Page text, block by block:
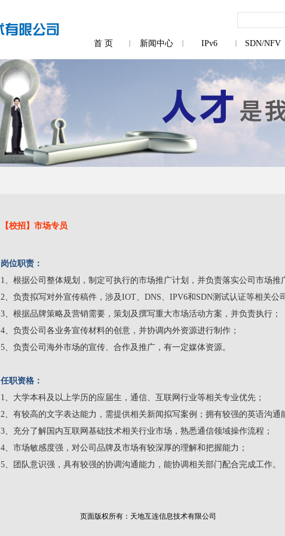
首 页 新闻中心 IPv6 SDN/NFV
【校招】市场专员
岗位职责：
1、根据公司整体规划，制定可执行的市场推广计划，并负责落实公司市场推
2、负责拟写对外宣传稿件，涉及IOT、DNS、IPV6和SDN测试认证等相关公
3、根据品牌策略及营销需要，策划及撰写重大市场活动方案，并负责执行；
4、负责公司各业务宣传材料的创意，并协调内外资源进行制作；
5、负责公司海外市场的宣传、合作及推广，有一定媒体资源。
任职资格：
1、大学本科及以上学历的应届生，通信、互联网行业等相关专业优先；
2、有较高的文字表达能力，需提供相关新闻拟写案例；拥有较强的英语沟通
3、充分了解国内互联网基础技术相关行业市场，熟悉通信领域操作流程；
4、市场敏感度强，对公司品牌及市场有较深厚的理解和把握能力；
5、团队意识强，具有较强的协调沟通能力，能协调相关部门配合完成工作。
页面版权所有：天地互连信息技术有限公司